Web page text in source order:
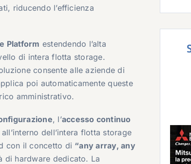
riducendo l’efficienza
Platform estendendo l’alta
di intera flotta storage.
consente alle aziende di
poi automaticamente queste
amministrativo.
, l’accesso continuo
dell’intera flotta storage
con il concetto di “any array, any
di hardware dedicato. La